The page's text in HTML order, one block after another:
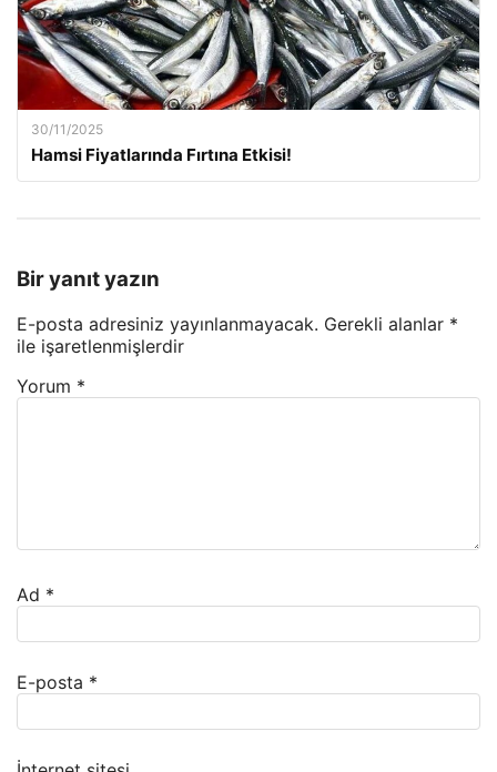
30/11/2025
Hamsi Fiyatlarında Fırtına Etkisi!
Bir yanıt yazın
E-posta adresiniz yayınlanmayacak. Gerekli alanlar *
ile işaretlenmişlerdir
Yorum *
Ad *
E-posta *